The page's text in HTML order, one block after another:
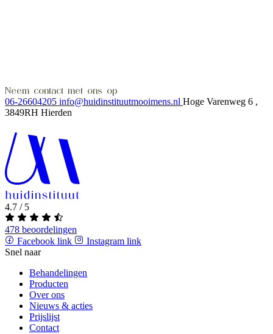
Neem contact met ons op
06-26604205 info@huidinstituutmooimens.nl Hoge Varenweg 6 ,
3849RH Hierden
4.7 / 5
478 beoordelingen
Facebook link
Instagram link
Snel naar
Behandelingen
Producten
Over ons
Nieuws & acties
Prijslijst
Contact